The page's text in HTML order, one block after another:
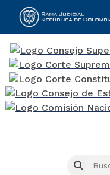
Buscar